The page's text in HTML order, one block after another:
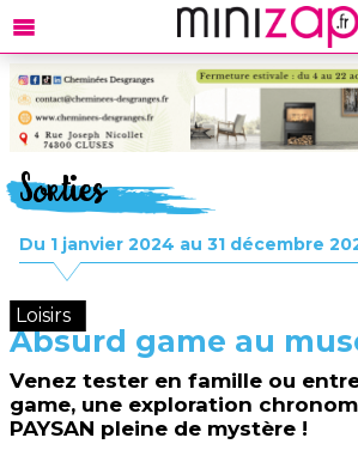
Sorties
Du 1 janvier 2024 au 31 décembre
Loisirs
Absurd game au
Venez tester en famille ou
game, une exploration
PAYSAN pleine de mystère !